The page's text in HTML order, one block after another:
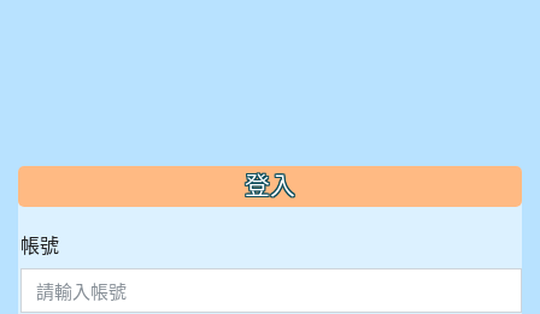
::: 登入
帳號